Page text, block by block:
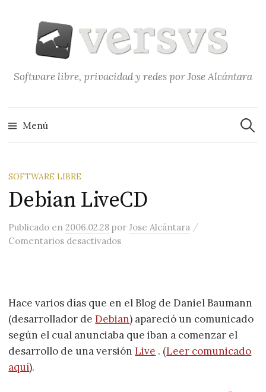
contenido
Software libre, privacidad y redes por Jose Alcántara
Menú
SOFTWARE LIBRE
Debian LiveCD
Publicado en2006.02.28 porJose Alcántara /
Comentarios desactivadosen Debian LiveCD
Hace varios días que en el Blog de Daniel Baumann
(desarrollador deDebian) apareció un comunicado
según el cual anunciaba que iban a comenzar el
desarrollo de una versiónLive . (Leer comunicado
aquí).